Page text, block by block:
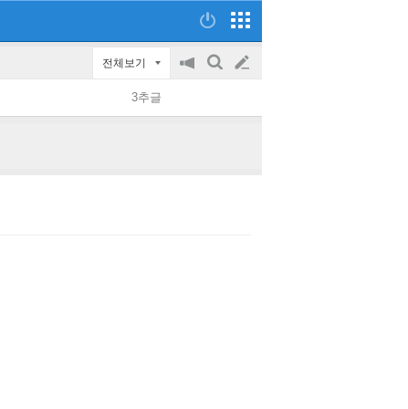
전체보기
공
on/off
검
글
쓰
3추글